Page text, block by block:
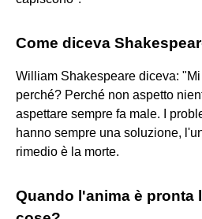
Come diceva
William Shakespeare diceva:
perché? Perché non aspetto
aspettare sempre fa male. I
hanno sempre una soluzione,
rimedio è la morte.
Quando l'anima è pronta